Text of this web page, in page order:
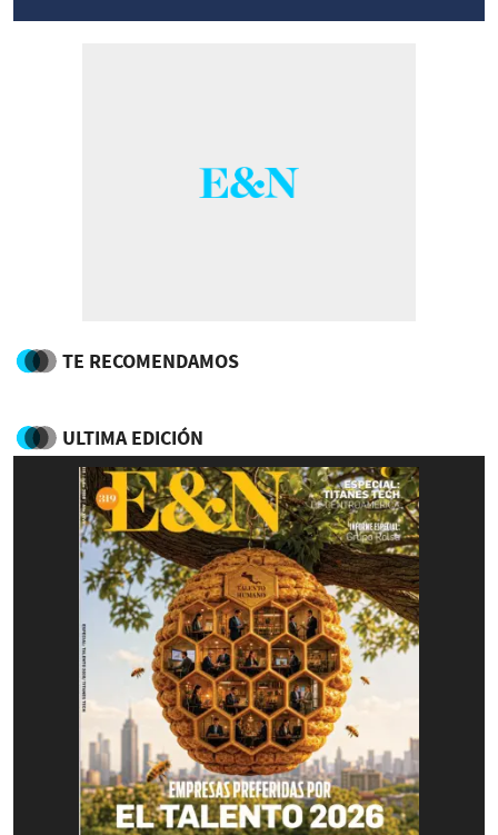
TE RECOMENDAMOS
ULTIMA EDICIÓN